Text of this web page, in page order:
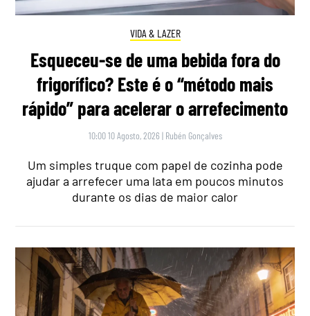
VIDA & LAZER
Esqueceu-se de uma bebida fora do
frigorífico? Este é o “método mais
rápido” para acelerar o arrefecimento
10:00 10 Agosto, 2026 | Rubén Gonçalves
Um simples truque com papel de cozinha pode
ajudar a arrefecer uma lata em poucos minutos
durante os dias de maior calor